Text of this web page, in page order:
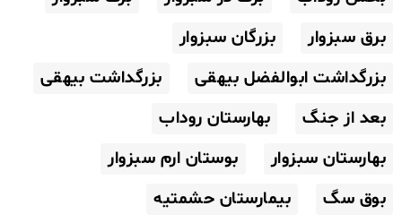
برق سبزوار
بزرگان سبزوار
بزرگداشت ابوالفضل بیهقی
بزرگداشت بیهقی
بعد از جنگ
بهارستان روداب
بهارستان سبزوار
بوستان ارم سبزوار
بوق سگ
بیمارستان حشمتیه